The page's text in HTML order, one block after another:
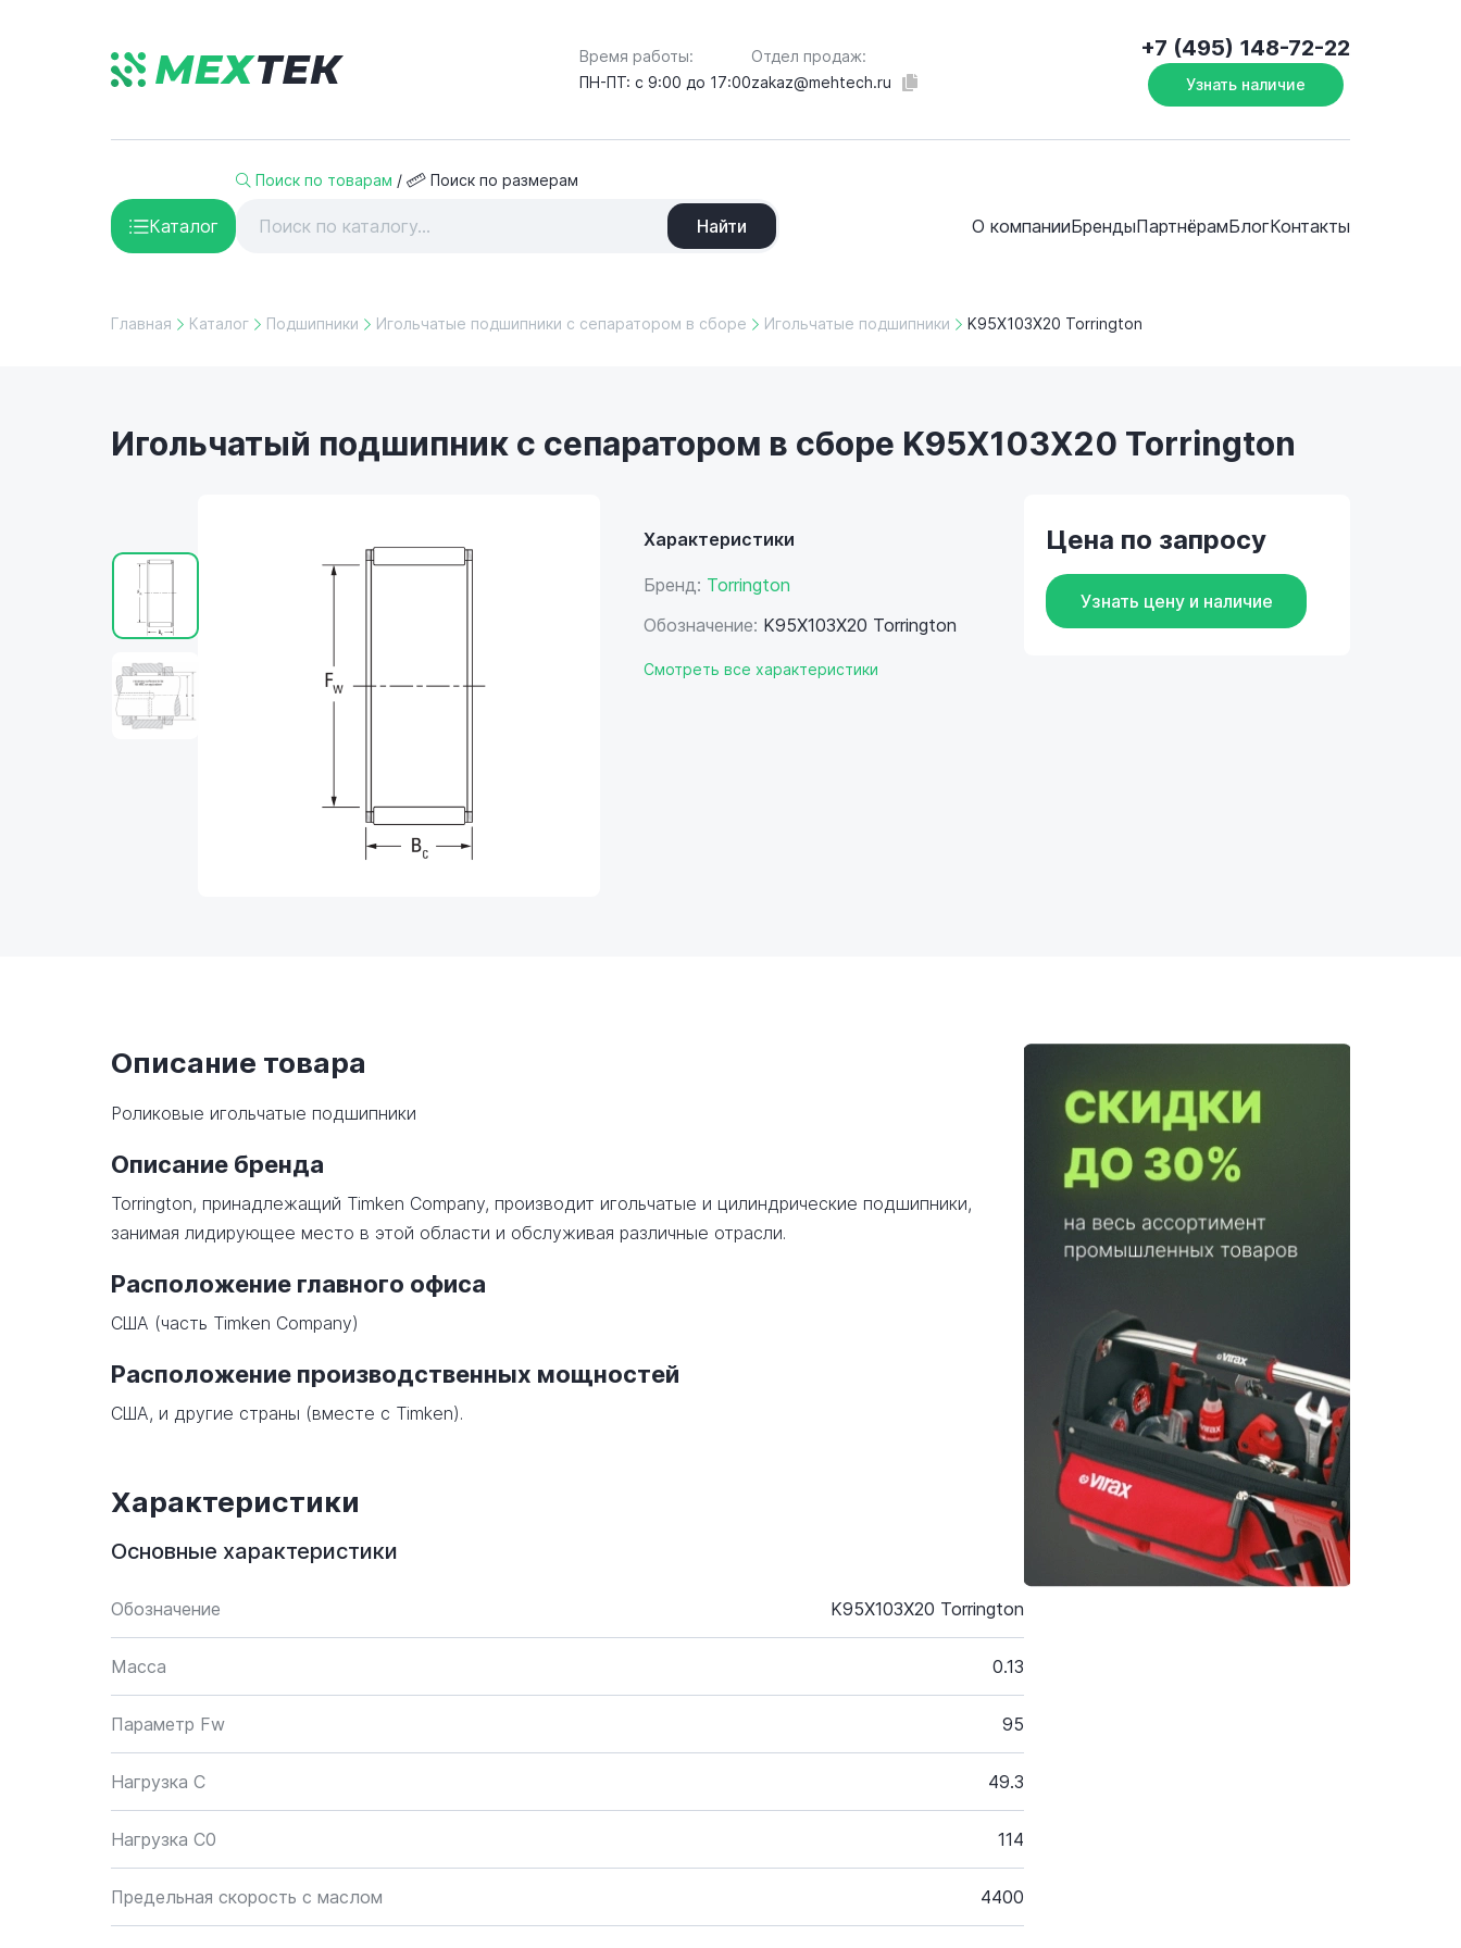
Время работы:
ПН-ПТ: с 9:00 до 17:00
Отдел продаж:
zakaz@mehtech.ru
+7 (495) 148-72-22
Узнать наличие
Каталог
Поиск по товарам / Поиск по размерам
Найти О компанииБрендыПартнёрамБлогКонтакты
Главная Каталог Подшипники Игольчатые подшипники с сепаратором в сборе Игольчатые подшипники K95X103X20 Torrington
Игольчатый подшипник с сепаратором в сборе K95X103X20 Torrington
Характеристики
Бренд: Torrington
Обозначение: K95X103X20 Torrington
Смотреть все характеристики
Цена по запросу
Узнать цену и наличие
Описание товара
Роликовые игольчатые подшипники
Описание бренда
Torrington, принадлежащий Timken Company, производит игольчатые и цилиндрические подшипники,
занимая лидирующее место в этой области и обслуживая различные отрасли.
Расположение главного офиса
США (часть Timken Company)
Расположение производственных мощностей
США, и другие страны (вместе с Timken).
Характеристики
Основные характеристики
Обозначение K95X103X20 Torrington
Масса 0.13
Параметр Fw 95
Нагрузка C 49.3
Нагрузка C0 114
Предельная скорость с маслом 4400